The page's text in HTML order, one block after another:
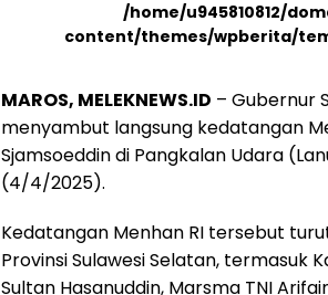
/home/u945810812/
content/themes/wpberita/
MAROS, MELEKNEWS.ID – Gubernur
menyambut langsung kedatangan
Sjamsoeddin di Pangkalan Udara
(4/4/2025).
Kedatangan Menhan RI tersebut
Provinsi Sulawesi Selatan, termasuk
Sultan Hasanuddin, Marsma TNI